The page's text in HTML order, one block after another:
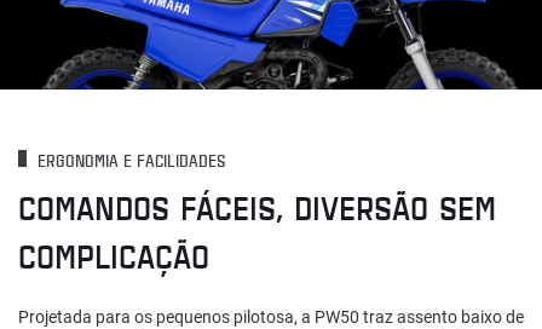
ERGONOMIA E FACILIDADES
COMANDOS FÁCEIS, DIVERSÃO SEM
COMPLICAÇÃO
Projetada para os pequenos pilotosa, a PW50 traz assento baixo de